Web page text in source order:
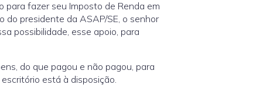
para fazer seu Imposto de Renda em
presidente da ASAP/SE, o senhor
possibilidade, esse apoio, para
do que pagou e não pagou, para
está à disposição.